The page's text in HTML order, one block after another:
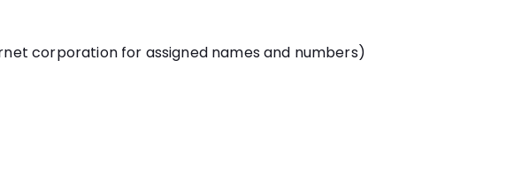
corporation for assigned names and numbers)